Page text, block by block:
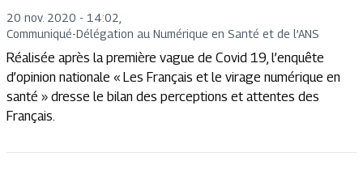
20 nov. 2020 - 14:02
Communiqué-Délégation au Numérique en Santé et de l’ANS
Réalisée après la première vague de Covid 19, l’enquête
d’opinion nationale « Les Français et le virage numérique en
santé » dresse le bilan des perceptions et attentes des
Français.